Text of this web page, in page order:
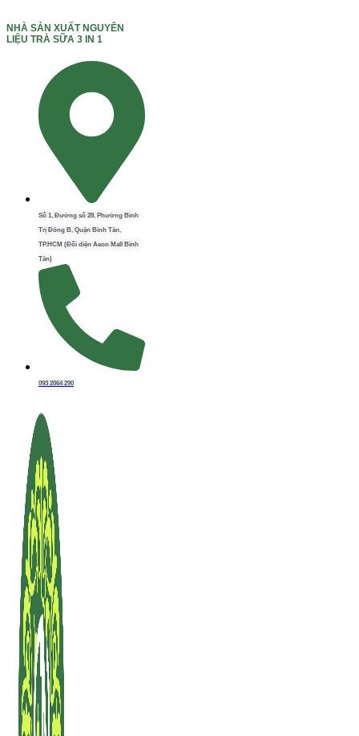
NHÀ SẢN XUẤT NGUYÊN
LIỆU TRÀ SỮA 3 IN 1
Số 1, Đường số 28, Phường Bình
Trị Đông B, Quận Bình Tân,
TP.HCM (Đối diện Aeon Mall Bình
Tân)
093 2064 290